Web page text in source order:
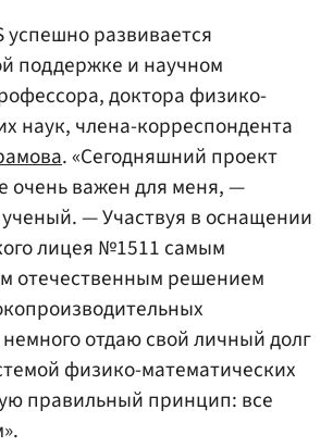
успешно развивается
поддержке и научном
доктора физико-
наук, члена-корреспондента
. «Сегодняшний проект
очень важен для меня, —
— Участвуя в оснащении
лицея №1511 самым
отечественным решением
отдаю свой личный долг
физико-математических
правильный принцип: все